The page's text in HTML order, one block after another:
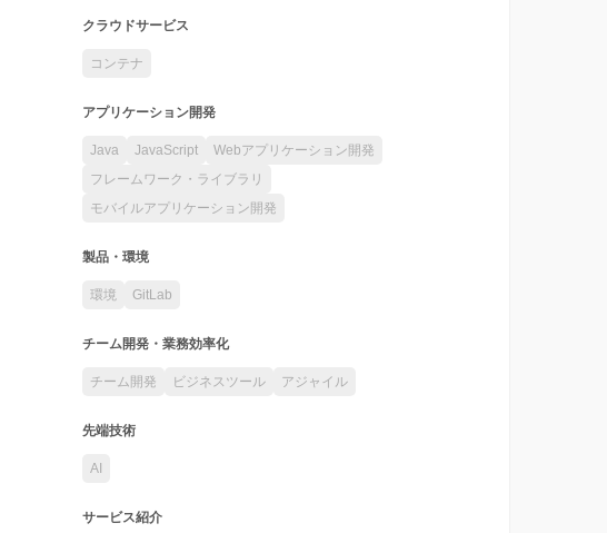
クラウドサービス
コンテナ
アプリケーション開発
Java JavaScript
Webアプリケーション開発
フレームワーク・ライブラリ
モバイルアプリケーション開発
製品・環境
環境 GitLab
チーム開発・業務効率化
チーム開発 ビジネスツール アジャイル
先端技術
AI
サービス紹介